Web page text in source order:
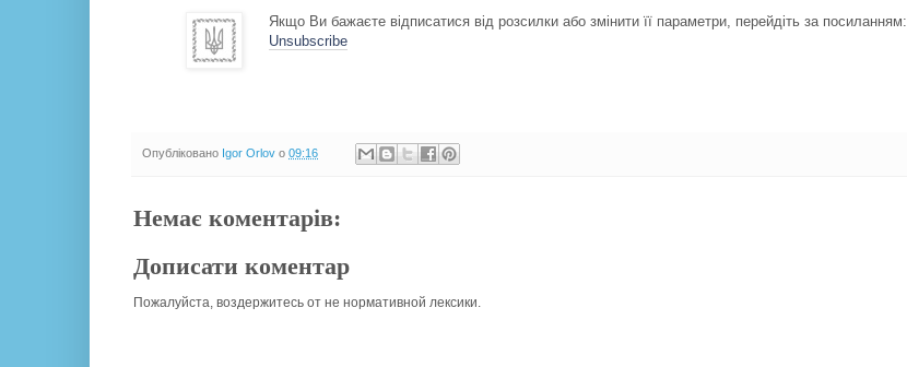
Якщо Ви бажаєте відписатися від розсилки або змінити її параметри, перейдіть за посиланням:
Unsubscribe
Опубліковано Igor Orlov о 09:16
Немає коментарів:
Дописати коментар
Пожалуйста, воздержитесь от не нормативной лексики.